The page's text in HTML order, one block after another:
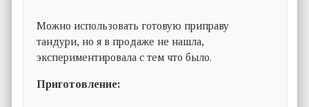
Можно использовать готовую приправу
тандури, но я в продаже не нашла,
экспериментировала с тем что было.
Приготовление: